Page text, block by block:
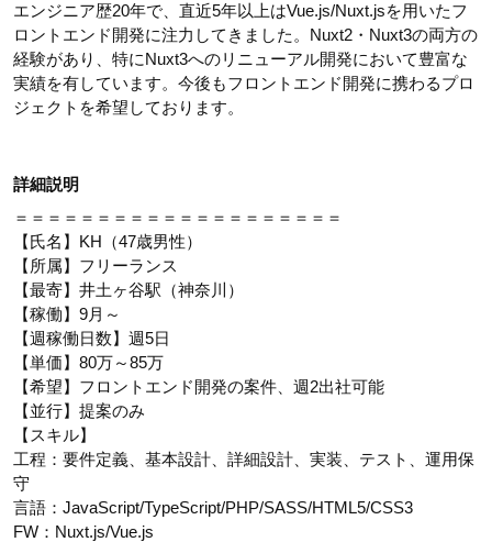
エンジニア歴20年で、直近5年以上はVue.js/Nuxt.jsを用いたフ
ロントエンド開発に注力してきました。Nuxt2・Nuxt3の両方の
経験があり、特にNuxt3へのリニューアル開発において豊富な
実績を有しています。今後もフロントエンド開発に携わるプロ
ジェクトを希望しております。
詳細説明
＝＝＝＝＝＝＝＝＝＝＝＝＝＝＝＝＝＝＝＝
【氏名】KH（47歳男性）
【所属】フリーランス
【最寄】井土ヶ谷駅（神奈川）
【稼働】9月～
【週稼働日数】週5日
【単価】80万～85万
【希望】フロントエンド開発の案件、週2出社可能
【並行】提案のみ
【スキル】
工程：要件定義、基本設計、詳細設計、実装、テスト、運用保
守
言語：JavaScript/TypeScript/PHP/SASS/HTML5/CSS3
FW：Nuxt.js/Vue.js